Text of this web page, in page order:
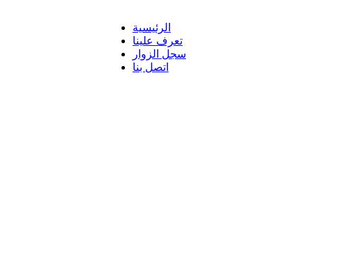
الرئيسية
تعرف علينا
سجل الزوار
اتصل بنا